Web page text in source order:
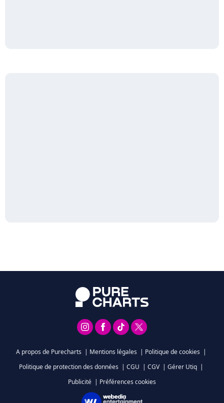
A propos de Purecharts | Mentions légales | Politique de cookies |
Politique de protection des données | CGU | CGV | Gérer Utiq |
Publicité | Préférences cookies